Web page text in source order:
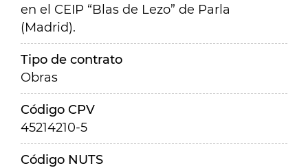
en el CEIP “Blas de Lezo” de Parla
(Madrid).
Tipo de contrato
Obras
Código CPV
45214210-5
Código NUTS